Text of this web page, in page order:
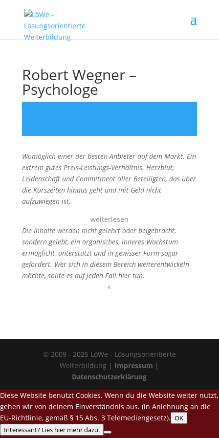
Robert Wegner –
Psychologe
Womöglich einer der besten Anbieter auf dem Markt. Ein
extrem gutes Preis-Leistungs-Verhältnis. Herzblut,
Leidenschaft und Commitment aller Beteiligten, das über
die Kurszeiten hinaus geht und mit Geld nicht
aufzuwiegen ist.
weiterlesen
Die Inhalte werden nicht gelehrt oder beigebracht,
sondern gelebt, ein organisches, inneres Wachstum
ermöglicht, unterstützt und in gewisser Form sogar
gefordert. Wer sich in diesem Bereich weiterentwickeln
möchte, sollte es auf jeden Fall hier tun.
«
© 2009 - 2025 LöWe - Lösungsorientierte
Weiterbildung | Impressum |
Datenschutzerklärung
Diese Website benutzt Cookies. Wenn du die Website weiter nutzt,
gehen wir von deinem Einverständnis aus. (in Anlehnung an die
EU-Richtlinie, gemäß § 15 Abs. 3 Telemediengesetz). OK
Interessant? Lies hier mehr dazu.